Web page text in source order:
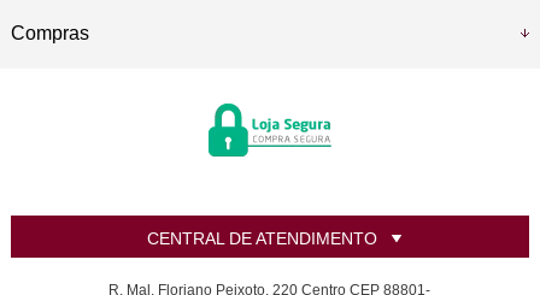
Compras
CENTRAL DE ATENDIMENTO
R. Mal. Floriano Peixoto, 220 Centro CEP 88801-